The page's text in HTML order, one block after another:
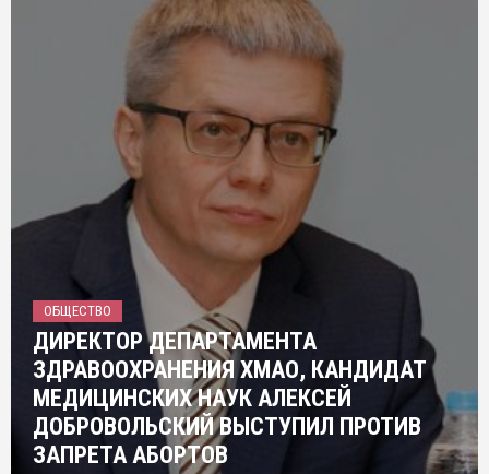
ОБЩЕСТВО
ДИРЕКТОР ДЕПАРТАМЕНТА
ЗДРАВООХРАНЕНИЯ ХМАО, КАНДИДАТ
МЕДИЦИНСКИХ НАУК АЛЕКСЕЙ
ДОБРОВОЛЬСКИЙ ВЫСТУПИЛ ПРОТИВ
ЗАПРЕТА АБОРТОВ